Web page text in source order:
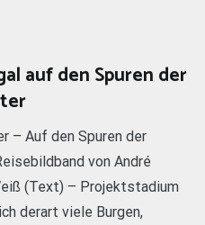
auf den Spuren der
– Auf den Spuren der
von André
(Text) – Projektstadium
derart viele Burgen,